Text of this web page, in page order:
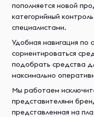
пополняется новой
категорийный
специалистами.
Удобная навигация по
сориентироваться
подобрать средства
максимально
Мы работаем
представителями
представленная на